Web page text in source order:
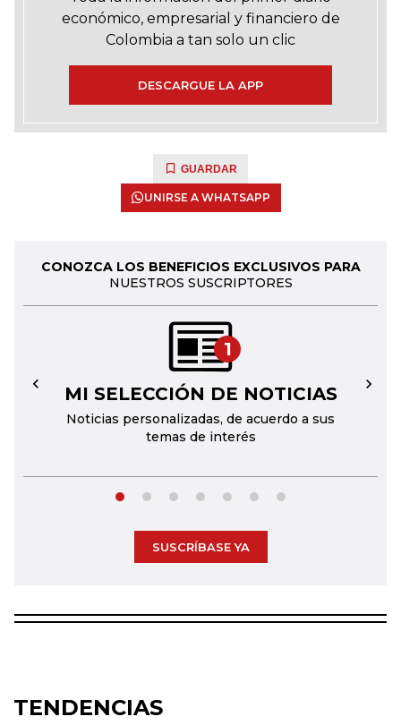
económico, empresarial y financiero de
Colombia a tan solo un clic
DESCARGUE LA APP
GUARDAR
UNIRSE A WHATSAPP
CONOZCA LOS BENEFICIOS EXCLUSIVOS PARA
NUESTROS SUSCRIPTORES
1
MI SELECCIÓN DE NOTICIAS
Noticias personalizadas, de acuerdo a sus
temas de interés
← →
SUSCRÍBASE YA
TENDENCIAS